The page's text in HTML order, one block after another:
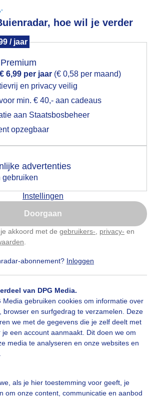
hoe wil je verder
/ jaar
€ 6,99 per jaar (€ 0,58 per maand)
en privacy veilig
min. € 40,- aan cadeaus
aan Staatsbosbeheer
opzegbaar
advertenties
gebruiken
Instellingen
Doorgaan
akkoord met de gebruikers- privacy- en
abonnement? Inloggen
van DPG Media.
Media gebruiken cookies om informatie over
browser en surfgedrag te verzamelen. Deze
we met de gegevens die je zelf deelt met
een account aanmaakt. Dit doen we om
media te analyseren en onze websites en
als je hier toestemming voor geeft, je
om onze content, communicatie en aanbod
dag
dag
Een moment geduld aub...
je locatie gebruiken voor het
geen akkoord op hebt gegeven,
een pop-up uit je browser waarin
goed, toon de popup
niet, misschien later
hierom dit aan te passen